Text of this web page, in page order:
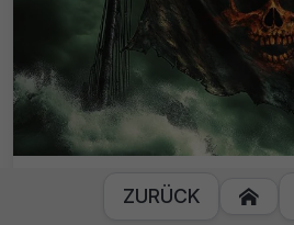
Burgie’s Cozy Kitchen
ZURÜCK 